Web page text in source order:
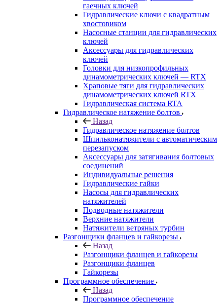
гаечных ключей
Гидравлические ключи с квадратным
хвостовиком
Насосные станции для гидравлических
ключей
Аксессуары для гидравлических
ключей
Головки для низкопрофильных
динамометрических ключей — RTX
Храповые тяги для гидравлических
динамометрических ключей RTX
Гидравлическая система RTA
Гидравлическое натяжение болтов
Назад
Гидравлическое натяжение болтов
Шпильконатяжители с автоматическим
перезапуском
Аксессуары для затягивания болтовых
соединений
Индивидуальные решения
Гидравлические гайки
Насосы для гидравлических
натяжителей
Подводные натяжители
Верхние натяжители
Натяжители ветряных турбин
Разгонщики фланцев и гайкорезы
Назад
Разгонщики фланцев и гайкорезы
Разгонщики фланцев
Гайкорезы
Программное обеспечение
Назад
Программное обеспечение